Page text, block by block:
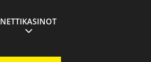
NETTIKASINOT